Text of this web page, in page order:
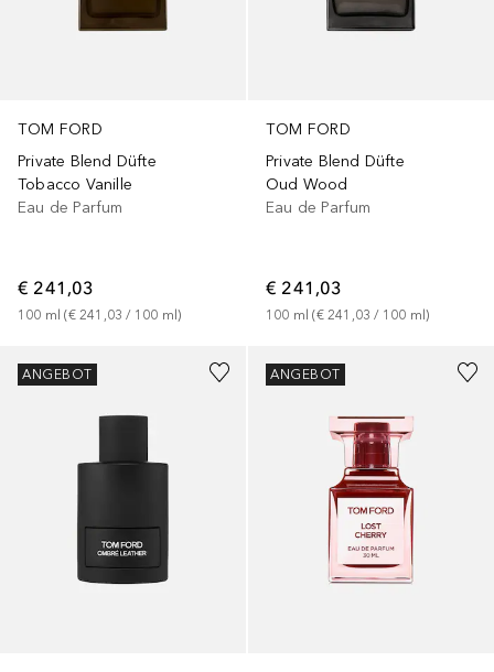
TOM FORD
Private Blend Düfte
Tobacco Vanille
Eau de Parfum
€ 241,03
100 ml (€ 241,03 / 100 ml)
TOM FORD
Private Blend Düfte
Oud Wood
Eau de Parfum
€ 241,03
100 ml (€ 241,03 / 100 ml)
ANGEBOT ANGEBOT